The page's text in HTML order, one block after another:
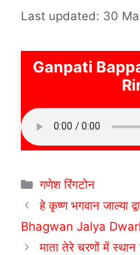
30
Ganpati
Categories
गणेश रिंगटोन
हे कृष्ण भगवान जाल्या
Bhagwan Jalya
माता तेरे चरणों में